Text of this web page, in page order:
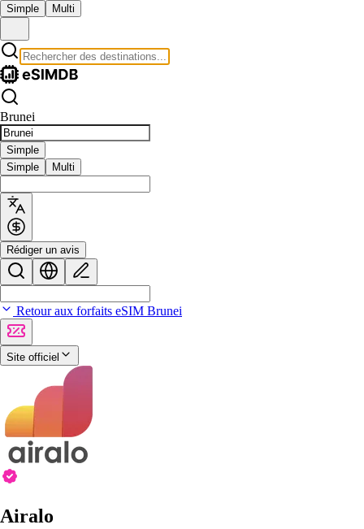
Simple Multi
Brunei
Simple
Simple
Multi
Rédiger un avis
Retour aux forfaits eSIM Brunei
Site officiel
Airalo